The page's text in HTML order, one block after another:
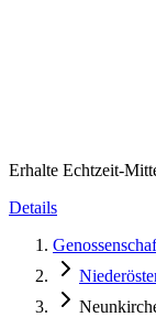
Erhalte Echtzeit-
Details